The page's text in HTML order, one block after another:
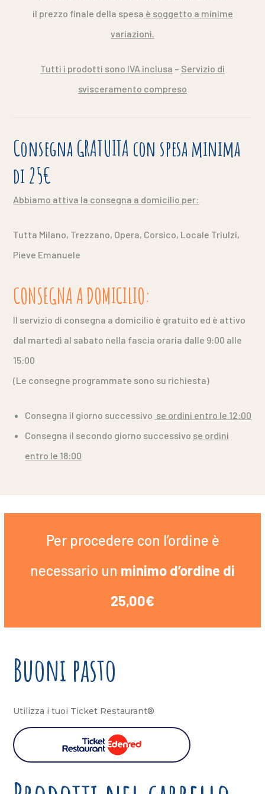
il prezzo finale della spesa è soggetto a minime
variazioni.
Tutti i prodotti sono IVA inclusa – Servizio di
svisceramento compreso
Consegna GRATUITA con spesa minima
di 25€
Abbiamo attiva la consegna a domicilio per:
Tutta Milano, Trezzano, Opera, Corsico, Locale Triulzi,
Pieve Emanuele
CONSEGNA A DOMICILIO:
Il servizio di consegna a domicilio è gratuito ed è attivo
dal martedì al sabato nella fascia oraria dalle 9:00 alle
15:00
(Le consegne programmate sono su richiesta)
Consegna il giorno successivo se ordini entro le 12:00
Consegna il secondo giorno successivo se ordini
entro le 18:00
Per procedere con l’ordine è
necessario un minimo d’ordine di
25,00€
Buoni pasto
Utilizza i tuoi Ticket Restaurant®